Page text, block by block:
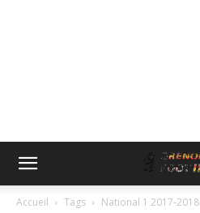
Accueil Tags National 1 2017-2018